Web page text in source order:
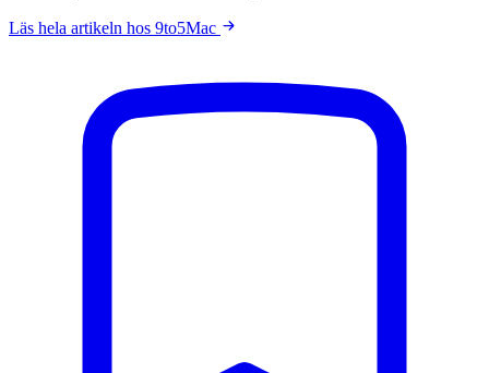
Läs hela artikeln hos 9to5Mac